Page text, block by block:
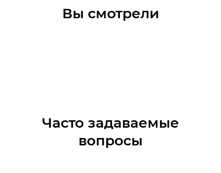
Вы смотрели
Часто задаваемые
вопросы